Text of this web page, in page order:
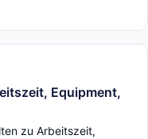
Equipment,
zu Arbeitszeit,